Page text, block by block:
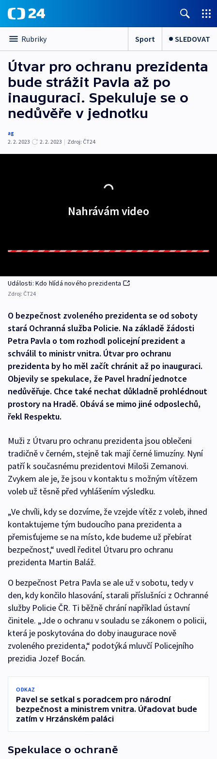
Rubriky Sport SLEDOVAT
Útvar pro ochranu prezidenta
bude strážit Pavla až po
inauguraci. Spekuluje se o
nedůvěře v jednotku
ag
2. 2. 2023
2. 2. 2023 | Zdroj: ČT24
Nahrávám video
Události: Kdo hlídá nového prezidenta
Zdroj: ČT24
O bezpečnost zvoleného prezidenta se od soboty
stará Ochranná služba Policie. Na základě žádosti
Petra Pavla o tom rozhodl policejní prezident a
schválil to ministr vnitra. Útvar pro ochranu
prezidenta by ho měl začít chránit až po inauguraci.
Objevily se spekulace, že Pavel hradní jednotce
nedůvěřuje. Chce také nechat důkladně prohlédnout
prostory na Hradě. Obává se mimo jiné odposlechů,
řekl Respektu.
Muži z Útvaru pro ochranu prezidenta jsou oblečeni
tradičně v černém, stejně tak mají černé limuzíny. Nyní
patří k současnému prezidentovi Miloši Zemanovi.
Zvykem ale je, že jsou v kontaktu s možným vítězem
voleb už těsně před vyhlášením výsledku.
„Ve chvíli, kdy se dozvíme, že vzejde vítěz z voleb, ihned
kontaktujeme tým budoucího pana prezidenta a
přemisťujeme se na místo, kde budeme už přebírat
bezpečnost,“ uvedl ředitel Útvaru pro ochranu
prezidenta Martin Baláž.
O bezpečnost Petra Pavla se ale už v sobotu, tedy v
den, kdy končilo hlasování, starali příslušníci z Ochranné
služby Policie ČR. Ti běžně chrání například ústavní
činitele. „Jde o ochranu v souladu se zákonem o policii,
která je poskytována do doby inaugurace nově
zvoleného prezidenta,“ podotýká mluvčí Policejního
prezidia Jozef Bocán.
ODKAZ
Pavel se setkal s poradcem pro národní
bezpečnost a ministrem vnitra. Úřadovat bude
zatím v Hrzánském paláci
Spekulace o ochraně